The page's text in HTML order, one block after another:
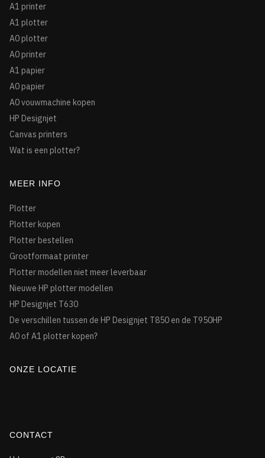
A1 printer
A1 plotter
A0 plotter
A0 printer
A1 papier
A0 papier
A0 vouwmachine kopen
HP Designjet
Canvas printers
Wat is een plotter?
MEER INFO
Plotter
Plotter kopen
Plotter bestellen
Grootformaat printer
Plotter modellen niet meer leverbaar
Nieuwe HP plotter modellen
HP Designjet T630
De verschillen tussen de HP Designjet T850 en de T950HP
A0 of A1 plotter kopen?
ONZE LOCATIE
CONTACT